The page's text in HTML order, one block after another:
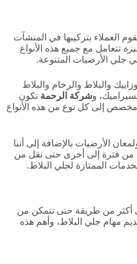
العملاء بتركيبها في المنشآت
تتعامل مع جميع هذه الأنواع
جلي الأرضيات المتنوعة.
والبلاط والرخام والبلاط
وشركة الرحمة تكون
إلى كل نوع من هذه الأنواع
الأرضيات بالإضافة إلى أننا
من فترة إلى أخرى حتى نقل من
الممتازة لجلي البلاط.
أكثر من طريقة حتى تتمكن من
مهام جلي البلاط، وأهم هذه